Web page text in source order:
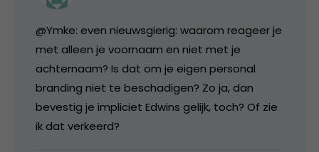
@Ymke: even nieuwsgierig: waarom reageer je
met alleen je voornaam en niet met je
achternaam? Is dat om je eigen personal
branding niet te beschadigen? Zo ja, dan
bevestig je impliciet Edwins gelijk, toch? Of zie
ik dat verkeerd?